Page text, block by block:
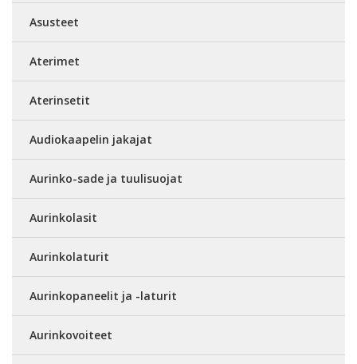
Asusteet
Aterimet
Aterinsetit
Audiokaapelin jakajat
Aurinko-sade ja tuulisuojat
Aurinkolasit
Aurinkolaturit
Aurinkopaneelit ja -laturit
Aurinkovoiteet